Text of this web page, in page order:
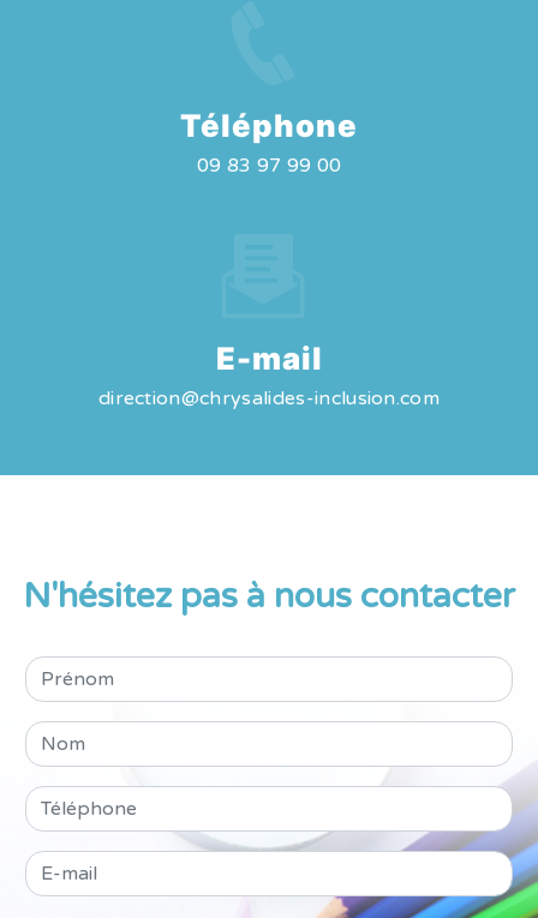
Téléphone
09 83 97 99 00
E-mail
direction@chrysalides-inclusion.com
N'hésitez pas à nous contacter